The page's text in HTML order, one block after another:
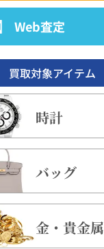
Web査定
買取対象アイテム
時計
バッグ
金・貴金属